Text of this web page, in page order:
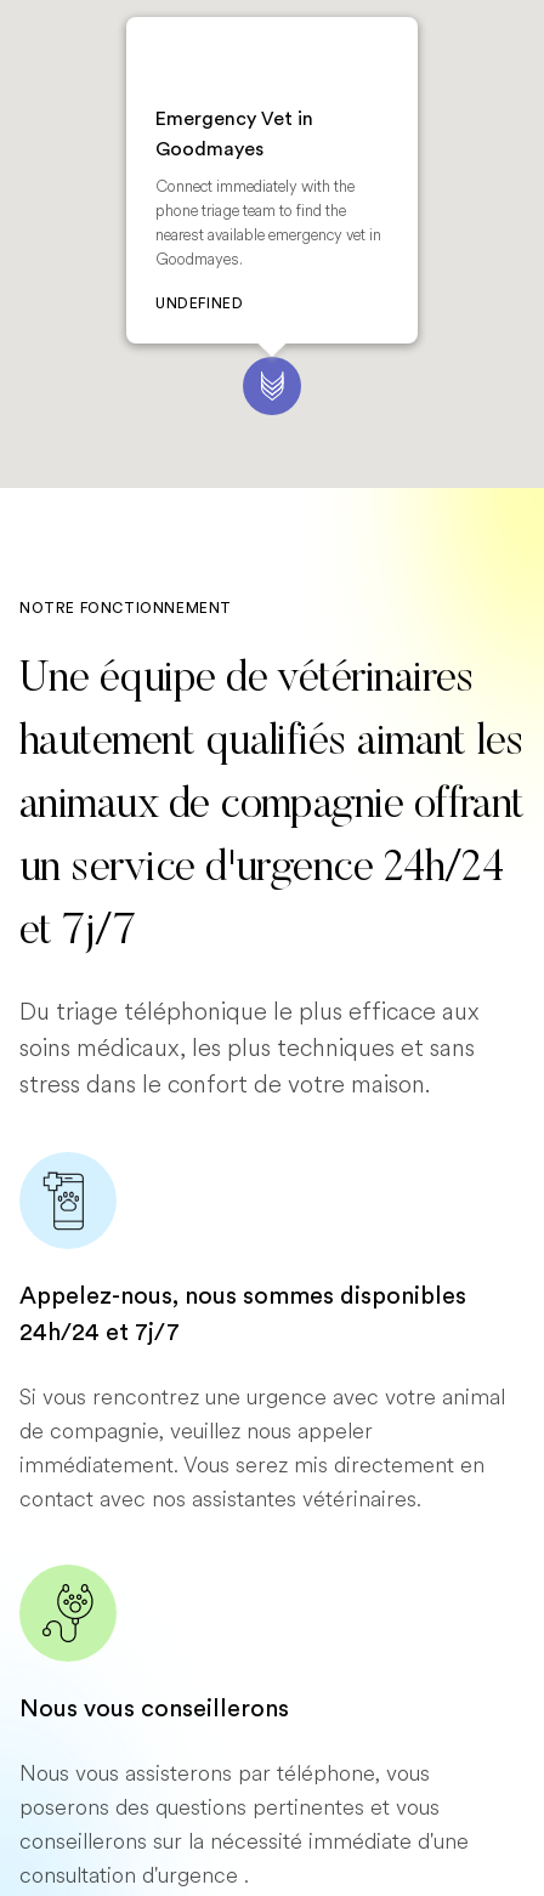
Emergency Vet in
Goodmayes
Connect immediately with the
phone triage team to find the
nearest available emergency vet in
Goodmayes.
UNDEFINED
NOTRE FONCTIONNEMENT
Une équipe de vétérinaires
hautement qualifiés aimant les
animaux de compagnie offrant
un service d'urgence 24h/24
et 7j/7
Du triage téléphonique le plus efficace aux
soins médicaux, les plus techniques et sans
stress dans le confort de votre maison.
Appelez-nous, nous sommes disponibles
24h/24 et 7j/7
Si vous rencontrez une urgence avec votre animal
de compagnie, veuillez nous appeler
immédiatement. Vous serez mis directement en
contact avec nos assistantes vétérinaires.
Nous vous conseillerons
Nous vous assisterons par téléphone, vous
poserons des questions pertinentes et vous
conseillerons sur la nécessité immédiate d'une
consultation d'urgence .